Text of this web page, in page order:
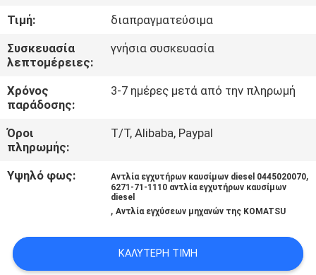
ΣΤΟ
ΕΡΓΟΣΤΆΣΙΟ
ΈΛΕΓΧΟΣ
ΠΟΙΌΤΗΤΑΣ
ΖΗΤΉΣΤΕ
SITEMAP
Τιμή:
διαπραγματεύσιμα
Συσκευασία
λεπτομέρειες:
γνήσια συσκευασία
Χρόνος
παράδοσης:
3-7 ημέρες μετά από την πληρωμή
Όροι
πληρωμής:
T/T, Alibaba, Paypal
Υψηλό φως: Αντλία εγχυτήρων καυσίμων diesel 0445020070,
6271-71-1110 αντλία εγχυτήρων καυσίμων
diesel
,Αντλία εγχύσεων μηχανών της KOMATSU
ΚΑΛΎΤΕΡΗ ΤΙΜΉ